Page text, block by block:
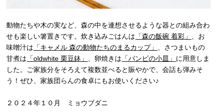
動物たちや木の実など、森の中を連想させるような器との組み合わ
せも楽しい箸置きです。炊き込みごはんは 「森の飯碗 着彩」
、お
味噌汁は 「キャメル 森の動物たちのまるカップ」
、さつまいもの
甘煮は 「oldwhite 栗豆鉢」 、卵焼きは 「バンビの小皿」 に用意しま
した。ご家族分をそろえて複数並べると賑やかで、会話も弾みそ
う！ぜひ、家族団らんの食卓にもお使いください♪
２０２４年１０月 ミョウブダニ